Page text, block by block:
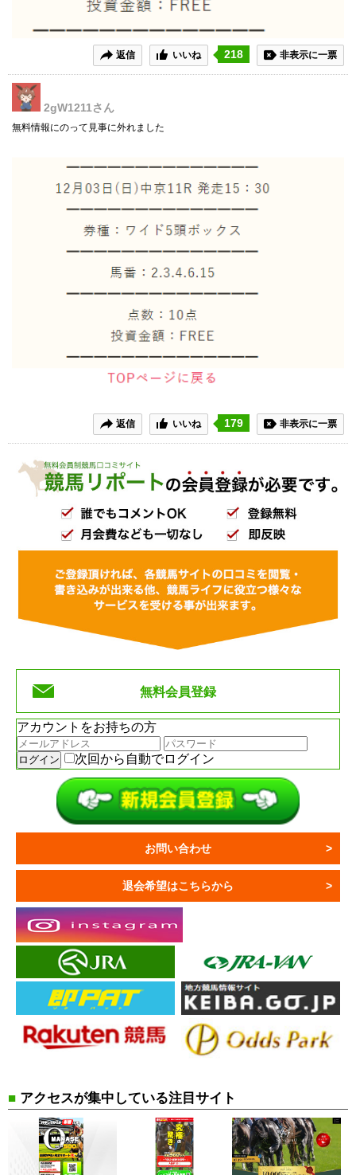
返信 いいね 218 非表示に一票
2gW1211さん
無料情報にのって見事に外れました
返信 いいね 179 非表示に一票
無料会員登録
アカウントをお持ちの方
次回から自動でログイン
お問い合わせ
退会希望はこちらから
■ アクセスが集中している注目サイト